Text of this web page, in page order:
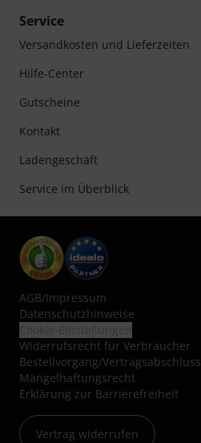
Service
Versandkosten und Lieferzeiten
Hilfe-Center
Gutscheine
Kontakt
Ladengeschäft
Service im Überblick
AGB/Impressum
Datenschutzhinweise
Widerrufsrecht für Verbraucher
Bestellvorgang/Vertragsabschluss
Mängelhaftungsrecht
Erklärung zur Barrierefreiheit
Vertrag widerrufen